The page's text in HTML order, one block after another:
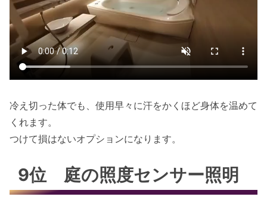
冷え切った体でも、使用早々に汗をかくほど身体を温めて
くれます。
つけて損はないオプションになります。
9位 庭の照度センサー照明